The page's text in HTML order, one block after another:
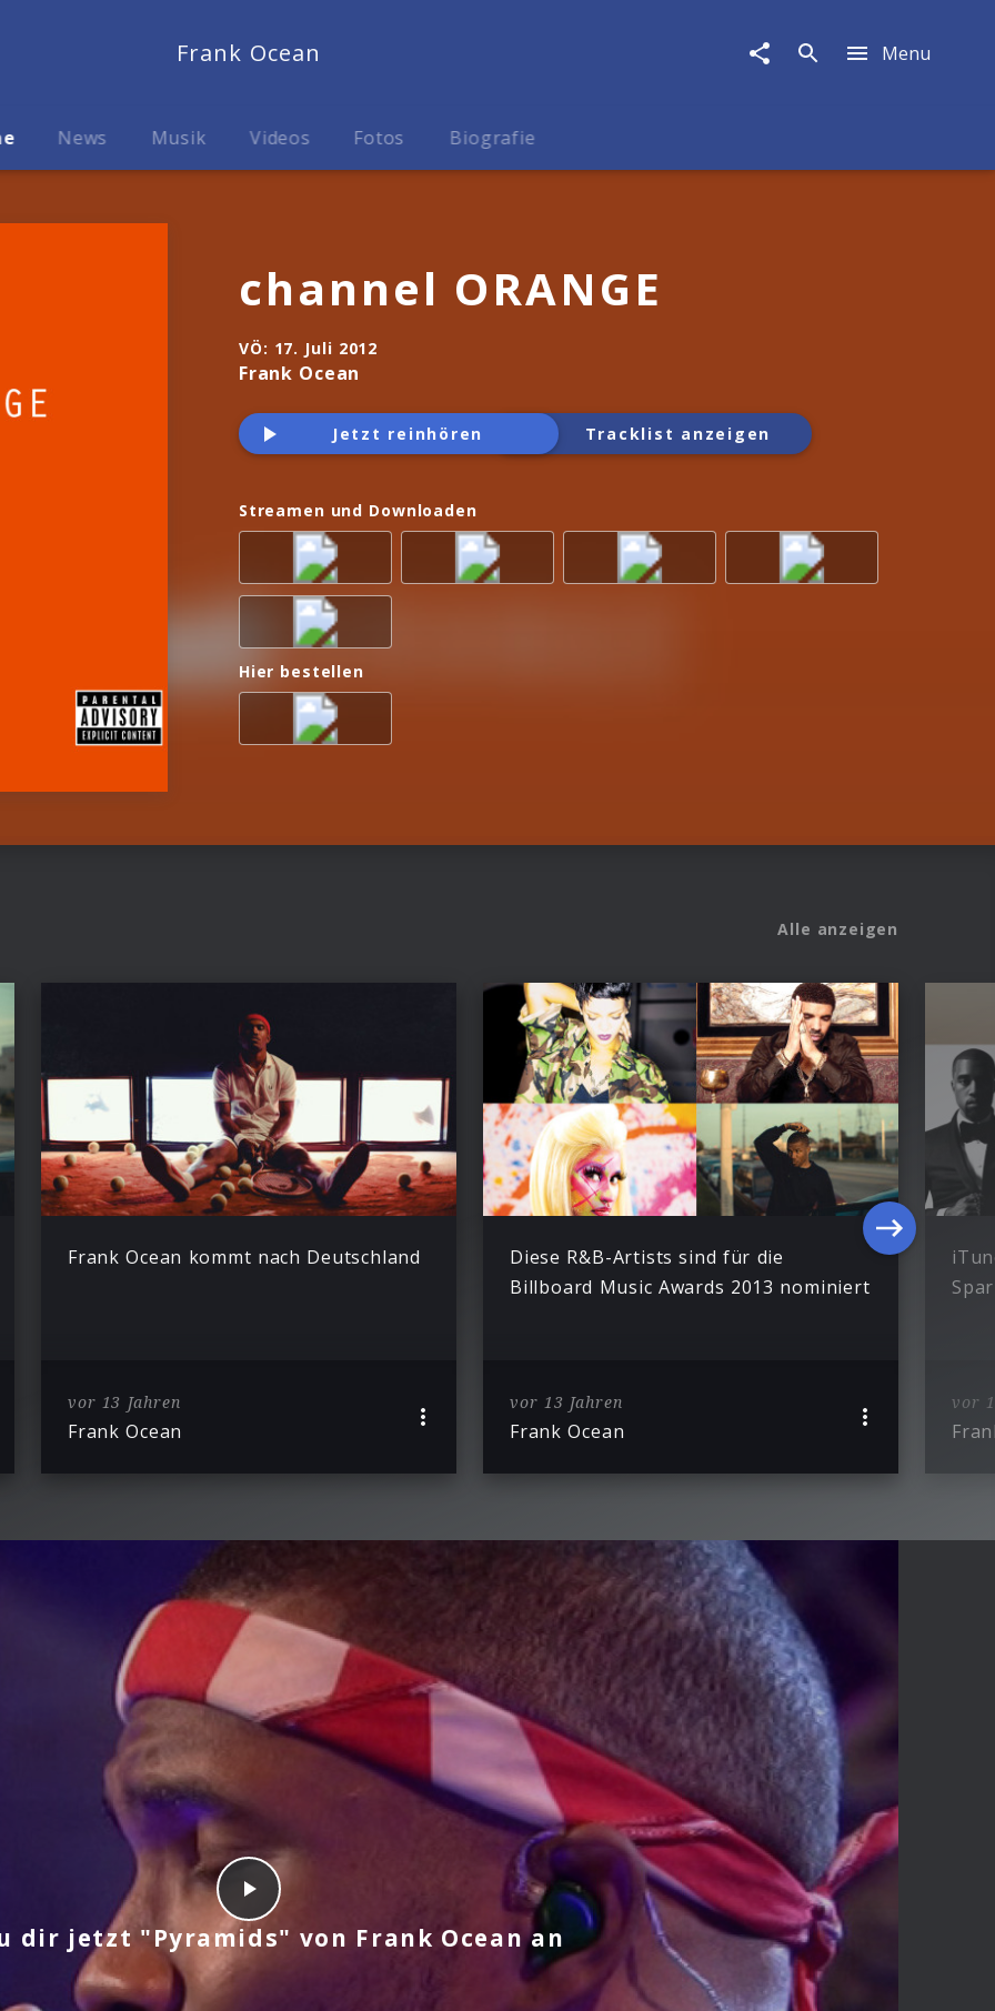
Frank Ocean Menu
News Musik Videos Fotos Biografie
channel ORANGE
VÖ: 17. Juli 2012
Frank Ocean
Jetzt reinhören Tracklist anzeigen
Streamen und Downloaden
Hier bestellen
Alle anzeigen
Frank Ocean kommt nach Deutschland
vor 13 Jahren
Frank Ocean
Diese R&B-Artists sind für die
Billboard Music Awards 2013 nominiert
vor 13 Jahren
Frank Ocean
vor
dir jetzt "Pyramids" von Frank Ocean an